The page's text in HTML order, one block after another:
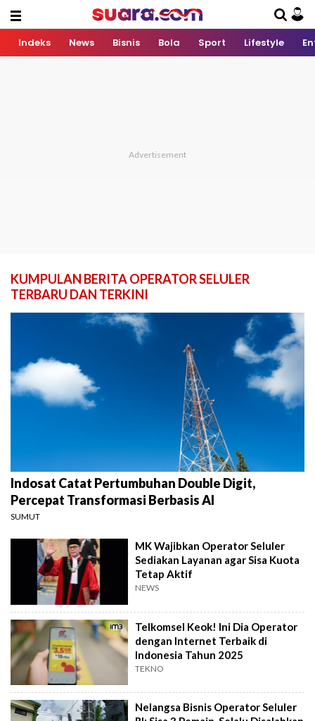
Indeks News Bisnis Bola Sport Lifestyle
KUMPULAN BERITA OPERATOR SELULER
TERBARU DAN TERKINI
Indosat Catat Pertumbuhan Double Digit,
Percepat Transformasi Berbasis AI
SUMUT
MK Wajibkan Operator Seluler
Sediakan Layanan agar Sisa Kuota
Tetap Aktif
NEWS
Telkomsel Keok! Ini Dia Operator
dengan Internet Terbaik di
Indonesia Tahun 2025
TEKNO
Nelangsa Bisnis Operator Seluler